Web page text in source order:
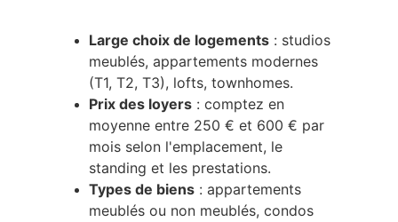
Large choix de logements : studios
meublés, appartements modernes
(T1, T2, T3), lofts, townhomes.
Prix des loyers : comptez en
moyenne entre 250 € et 600 € par
mois selon l'emplacement, le
standing et les prestations.
Types de biens : appartements
meublés ou non meublés, condos